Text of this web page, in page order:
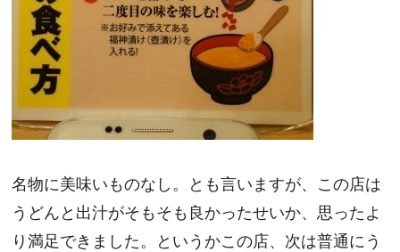
名物に美味いものなし。とも言いますが、この店は
うどんと出汁がそもそも良かったせいか、思ったよ
り満足できました。というかこの店、次は普通にう